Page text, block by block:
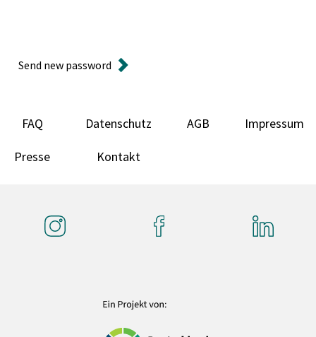
Send new password
FAQ Datenschutz AGB Impressum
Presse Kontakt